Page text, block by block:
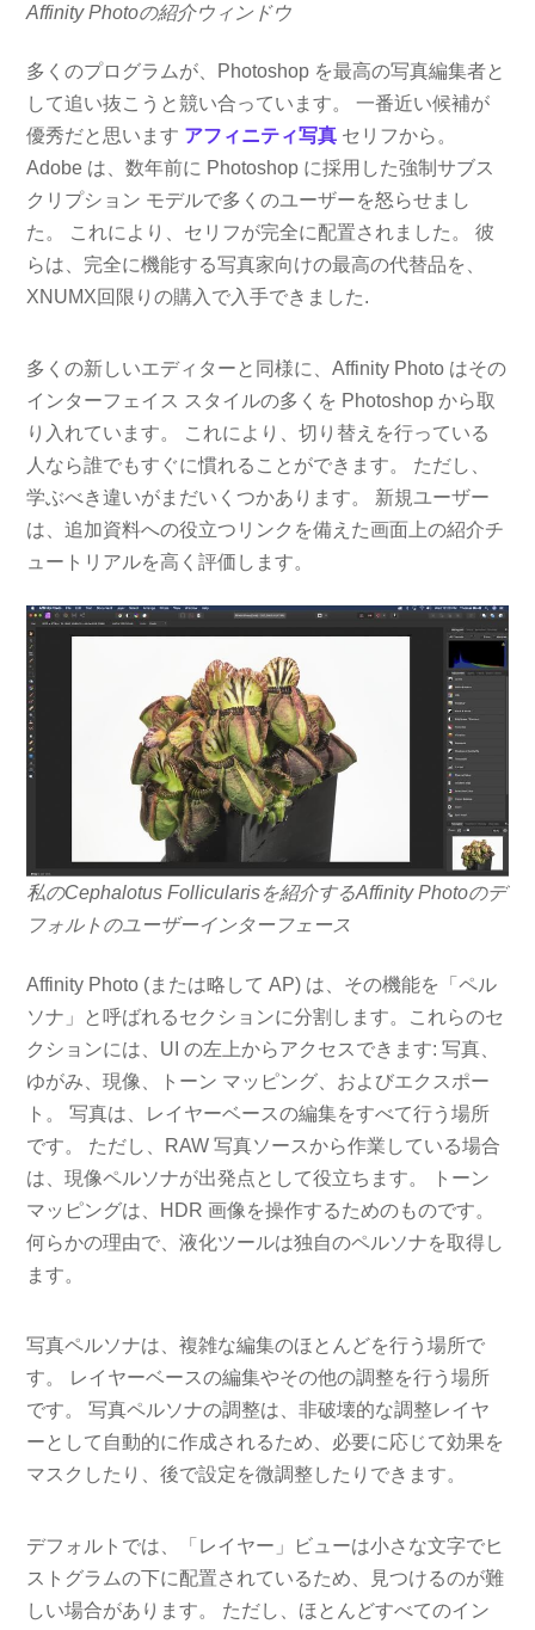
Affinity Photoの紹介ウィンドウ
多くのプログラムが、Photoshop を最高の写真編集者と
して追い抜こうと競い合っています。 一番近い候補が
優秀だと思います アフィニティ写真 セリフから。
Adobe は、数年前に Photoshop に採用した強制サブス
クリプション モデルで多くのユーザーを怒らせまし
た。 これにより、セリフが完全に配置されました。 彼
らは、完全に機能する写真家向けの最高の代替品を、
XNUMX回限りの購入で入手できました.
多くの新しいエディターと同様に、Affinity Photo はその
インターフェイス スタイルの多くを Photoshop から取
り入れています。 これにより、切り替えを行っている
人なら誰でもすぐに慣れることができます。 ただし、
学ぶべき違いがまだいくつかあります。 新規ユーザー
は、追加資料への役立つリンクを備えた画面上の紹介チ
ュートリアルを高く評価します。
私のCephalotus Follicularisを紹介するAffinity Photoのデ
フォルトのユーザーインターフェース
Affinity Photo (または略して AP) は、その機能を「ペル
ソナ」と呼ばれるセクションに分割します。これらのセ
クションには、UI の左上からアクセスできます: 写真、
ゆがみ、現像、トーン マッピング、およびエクスポー
ト。 写真は、レイヤーベースの編集をすべて行う場所
です。 ただし、RAW 写真ソースから作業している場合
は、現像ペルソナが出発点として役立ちます。 トーン
マッピングは、HDR 画像を操作するためのものです。
何らかの理由で、液化ツールは独自のペルソナを取得し
ます。
写真ペルソナは、複雑な編集のほとんどを行う場所で
す。 レイヤーベースの編集やその他の調整を行う場所
です。 写真ペルソナの調整は、非破壊的な調整レイヤ
ーとして自動的に作成されるため、必要に応じて効果を
マスクしたり、後で設定を微調整したりできます。
デフォルトでは、「レイヤー」ビューは小さな文字でヒ
ストグラムの下に配置されているため、見つけるのが難
しい場合があります。 ただし、ほとんどすべてのイン